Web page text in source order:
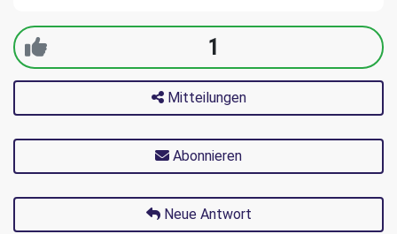
1
Mitteilungen
Abonnieren
Neue Antwort